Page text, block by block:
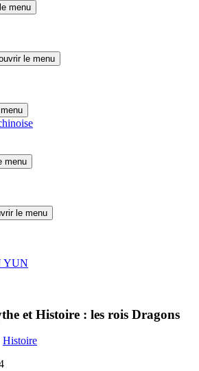
menu
le menu
menu
le menu
YUN
et Histoire : les rois Dragons
Histoire